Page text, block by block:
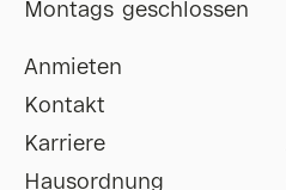
Montags geschlossen
Anmieten
Kontakt
Karriere
Hausordnung